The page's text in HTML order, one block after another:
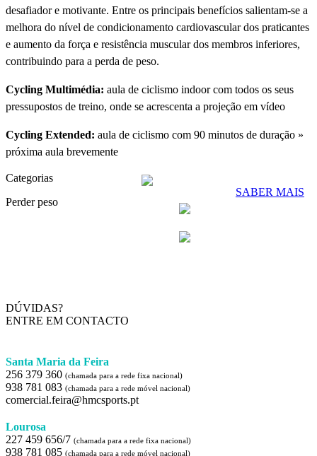
desafiador e motivante. Entre os principais benefícios salientam-se a
melhora do nível de condicionamento cardiovascular dos praticantes
e aumento da força e resistência muscular dos membros inferiores,
contribuindo para a perda de peso.
Cycling Multimédia: aula de ciclismo indoor com todos os seus
pressupostos de treino, onde se acrescenta a projeção em vídeo
Cycling Extended: aula de ciclismo com 90 minutos de duração »
próxima aula brevemente
Categorias
Perder peso
SABER MAIS
DÚVIDAS?
ENTRE EM CONTACTO
Santa Maria da Feira
256 379 360 (chamada para a rede fixa nacional)
938 781 083 (chamada para a rede móvel nacional)
comercial.feira@hmcsports.pt
Lourosa
227 459 656/7 (chamada para a rede fixa nacional)
938 781 085 (chamada para a rede móvel nacional)